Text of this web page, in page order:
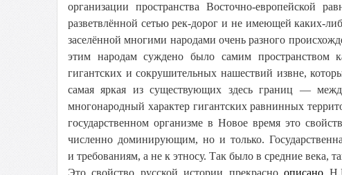
организации пространства Восточно-европейской
разветвлённой сетью рек-дорог и не имеющей каких-
заселённой многими народами очень разного
этим народам суждено было самим пространством
гигантских и сокрушительных нашествий извне,
самая яркая из существующих здесь границ —
многонародный характер гигантских равнинных
государственном организме в Новое время это
численно доминирующим, но и только.
и требованиям, а не к этносу. Так было в средние
Это свойство русской истории прекрасноописано